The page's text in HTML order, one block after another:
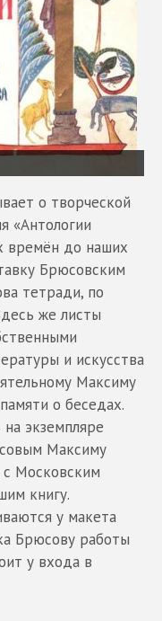
о творческой
«Антологии
времён до наших
Брюсовским
тетради, по
же листы
и искусства
Максиму
о беседах.
экземпляре
Максиму
с Московским
книгу.
у макета
Брюсову работы
у входа в